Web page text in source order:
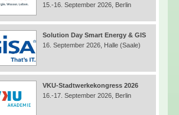
15.-16. September 2026, Berlin
Solution Day Smart Energy & GIS
16. September 2026, Halle (Saale)
VKU-Stadtwerkekongress 2026
16.-17. September 2026, Berlin